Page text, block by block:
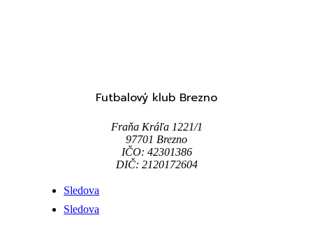
Futbalový klub Brezno
Fraňa Kráľa 1221/1
97701 Brezno
IČO: 42301386
DIČ: 2120172604
Sledova
Sledova